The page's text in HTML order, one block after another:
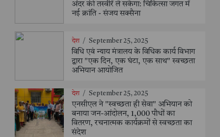
अंदर की तस्वीरें ले सकेगा: चिकित्सा जगत में
नई क्रांति - संजय सक्सैना
देश / September 25, 2025
विधि एवं न्याय मंत्रालय के विधिक कार्य विभाग
द्वारा "एक दिन, एक घंटा, एक साथ" स्वच्छता
अभियान आयोजित
देश / September 25, 2025
एनसीएल ने "स्वच्छता ही सेवा" अभियान को
बनाया जन-आंदोलन, 1,000 पौधों का
वितरण, रचनात्मक कार्यक्रमों से स्वच्छता का
संदेश